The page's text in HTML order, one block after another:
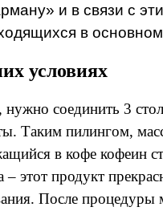
и в связи с
в
условиях
соединить 3
Таким пилингом,
в кофе кофеин
этот продукт
После